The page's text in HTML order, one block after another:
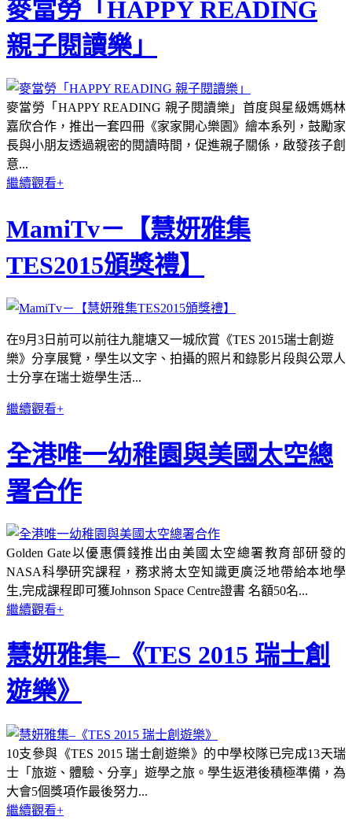
麥當勞「HAPPY READING
親子閱讀樂」
麥當勞「HAPPY READING 親子閱讀樂」首度與星級媽媽林
嘉欣合作，推出一套四冊《家家開心樂園》繪本系列，鼓勵家
長與小朋友透過親密的閱讀時間，促進親子關係，啟發孩子創
意...
繼續觀看+
MamiTv－【慧妍雅集
TES2015頒獎禮】
在9月3日前可以前往九龍塘又一城欣賞 《TES 2015瑞士創遊
樂》分享展覽， 學生以文字、拍攝的照片和錄影片段與公眾人
士分享在瑞士遊學生活...
繼續觀看+
全港唯一幼稚園與美國太空總
署合作
Golden Gate以優惠價錢推出由美國太空總署教育部研發的
NASA科學研究課程，務求將太空知識更廣泛地帶給本地學
生,完成課程即可獲Johnson Space Centre證書 名額50名...
繼續觀看+
慧妍雅集–《TES 2015 瑞士創
遊樂》
10支參與《TES 2015 瑞士創遊樂》的中學校隊已完成13天瑞
士「旅遊、體驗、分享」遊學之旅。學生返港後積極準備，為
大會5個獎項作最後努力...
繼續觀看+